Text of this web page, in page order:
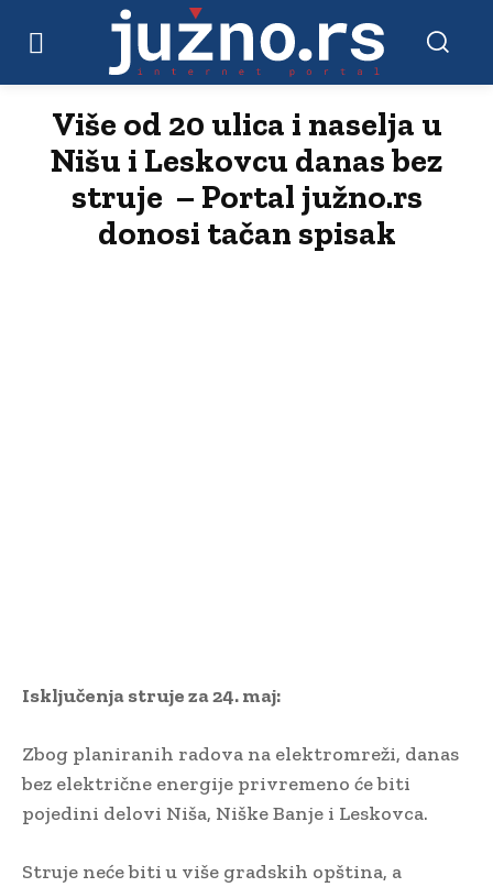
Više od 20 ulica i naselja u
Nišu i Leskovcu danas bez
struje – Portal južno.rs
donosi tačan spisak
Isključenja struje za 24. maj:
Zbog planiranih radova na elektromreži, danas
bez električne energije privremeno će biti
pojedini delovi Niša, Niške Banje i Leskovca.
Struje neće biti u više gradskih opština, a